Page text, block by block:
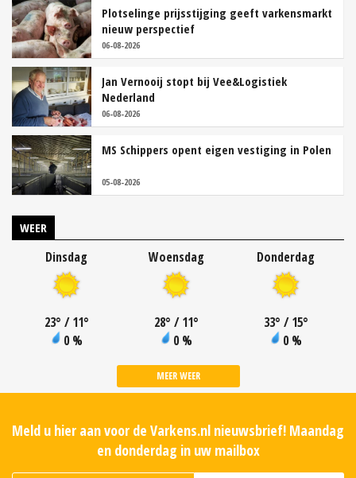
Plotselinge prijsstijging geeft varkensmarkt
nieuw perspectief
06-08-2026
Jan Vernooij stopt bij Vee&Logistiek
Nederland
06-08-2026
MS Schippers opent eigen vestiging in Polen
05-08-2026
WEER
Dinsdag
23° / 11°
0 %
Woensdag
28° / 11°
0 %
Donderdag
33° / 15°
0 %
MEER WEER
Meld u hier aan voor de Varkens.nl nieuwsbrief! Maandag
en donderdag in uw mailbox